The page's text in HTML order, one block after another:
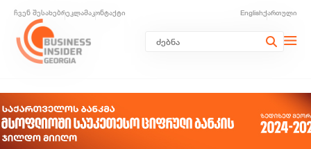
ჩვენ შესახებრეკლამაკონტაქტი Englishქართული